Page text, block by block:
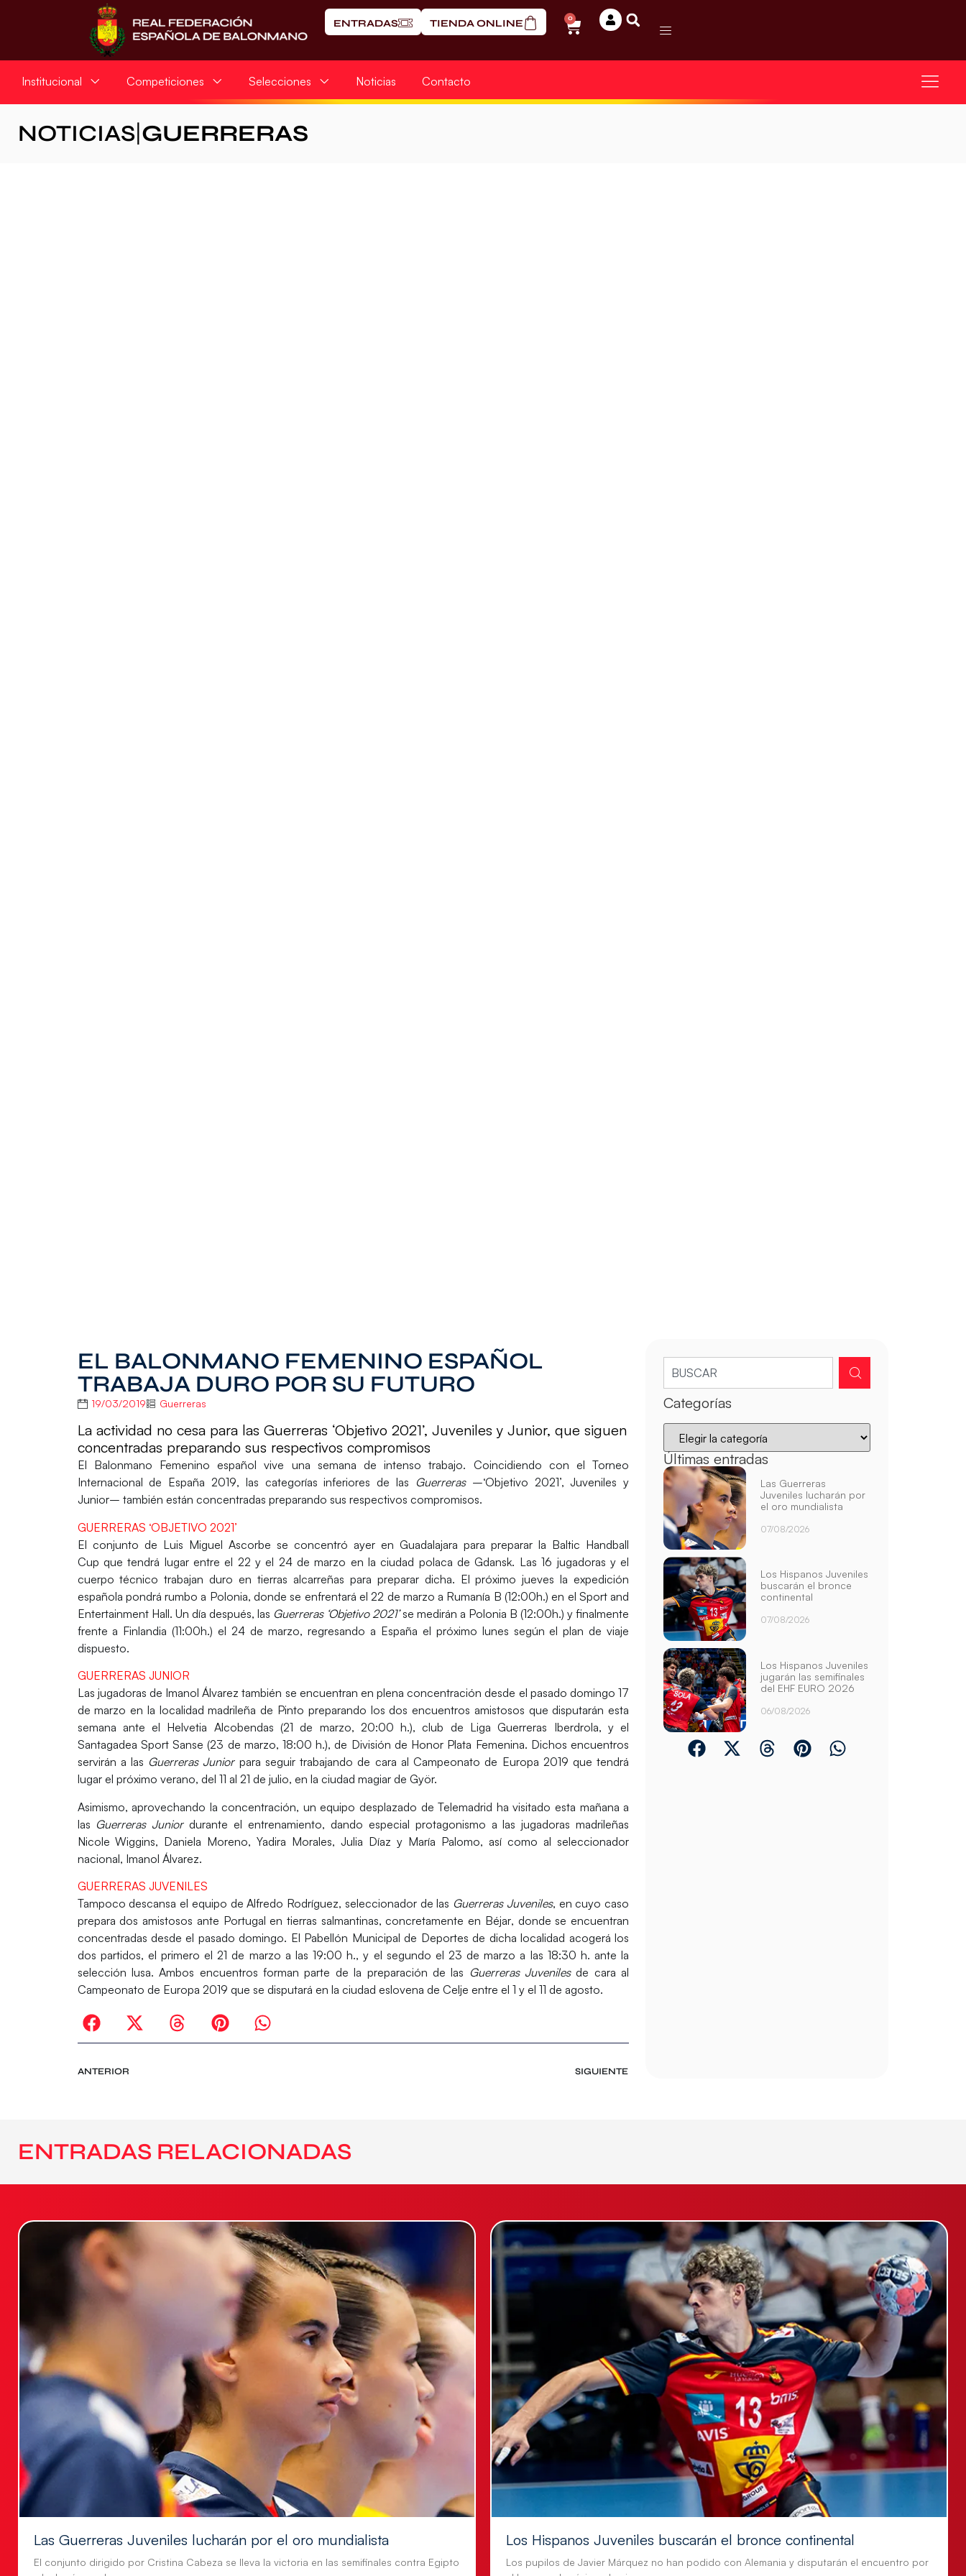
ENTRADAS TIENDA ONLINE 0
Institucional Competiciones Selecciones Noticias Contacto
NOTICIAS GUERRERAS
EL BALONMANO FEMENINO ESPAÑOL
TRABAJA DURO POR SU FUTURO
19/03/2019 Guerreras
La actividad no cesa para las Guerreras ‘Objetivo 2021’, Juveniles y Junior, que siguen
concentradas preparando sus respectivos compromisos
El Balonmano Femenino español vive una semana de intenso trabajo. Coincidiendo con elTorneo
Internacional de España 2019, las categorías inferiores de las Guerreras –‘Objetivo 2021’, Juveniles y
Junior– también están concentradas preparando sus respectivos compromisos.
GUERRERAS ‘OBJETIVO 2021’
El conjunto de Luis Miguel Ascorbe se concentró ayer en Guadalajarapara preparar la Baltic Handball
Cup que tendrá lugar entre el 22 y el 24 de marzo en la ciudad polaca deGdansk. Las 16 jugadoras y el
cuerpo técnico trabajan duro en tierras alcarreñas para preparar dicha. El próximo jueves la expedición
española pondrá rumbo a Polonia, donde se enfrentará el 22 de marzo a Rumanía B (12:00h.) en el Sport and
Entertainment Hall. Un día después, las Guerreras ‘Objetivo 2021’se medirán a Polonia B (12:00h.) y finalmente
frente a Finlandia(11:00h.) el 24 de marzo, regresando a España el próximo lunes según el plan de viaje
dispuesto.
GUERRERAS JUNIOR
Las jugadoras de Imanol Álvarez también se encuentran en plena concentración desde el pasado domingo 17
de marzo en la localidad madrileña de Pinto preparando los dos encuentros amistosos que disputarán esta
semana ante el Helvetia Alcobendas (21 de marzo, 20:00 h.), club de Liga Guerreras Iberdrola, y el
Santagadea Sport Sanse (23 de marzo, 18:00 h.), de División de Honor Plata Femenina. Dichos encuentros
servirán a las Guerreras Juniorpara seguir trabajando de cara alCampeonato de Europa 2019 que tendrá
lugar el próximo verano, del 11 al 21 de julio, en la ciudad magiar de Györ.
Asimismo, aprovechando la concentración, un equipo desplazado deTelemadrid ha visitado esta mañana a
las Guerreras Juniordurante el entrenamiento, dando especial protagonismo a las jugadoras madrileñas
Nicole Wiggins, Daniela Moreno, Yadira Morales, Julia Díaz y María Palomo, así como al seleccionador
nacional, Imanol Álvarez.
GUERRERAS JUVENILES
Tampoco descansa el equipo deAlfredo Rodríguez, seleccionador de las Guerreras Juveniles, en cuyo caso
prepara dos amistosos ante Portugalen tierras salmantinas, concretamente en Béjar, donde se encuentran
concentradas desde el pasado domingo. El Pabellón Municipal de Deportes de dicha localidad acogerá los
dos partidos, el primero el 21 de marzo a las 19:00 h., y el segundo el 23 de marzo a las 18:30 h. ante la
selección lusa. Ambos encuentros forman parte de la preparación de las Guerreras Juvenilesde cara al
Campeonato de Europa 2019 que se disputará en la ciudad eslovena de Celje entre el 1 y el 11 de agosto.
ANTERIOR SIGUIENTE
Categorías
Últimas entradas
Las Guerreras
Juveniles lucharán por
el oro mundialista
07/08/2026
Los Hispanos Juveniles
buscarán el bronce
continental
07/08/2026
Los Hispanos Juveniles
jugarán las semifinales
del EHF EURO 2026
06/08/2026
ENTRADAS RELACIONADAS
Las Guerreras Juveniles lucharán por el oro mundialista
El conjunto dirigido por Cristina Cabeza se lleva la victoria en las semifinales contra Egipto
Los Hispanos Juveniles buscarán el bronce continental
Los pupilos de Javier Márquez no han podido con Alemania y disputarán el encuentro por